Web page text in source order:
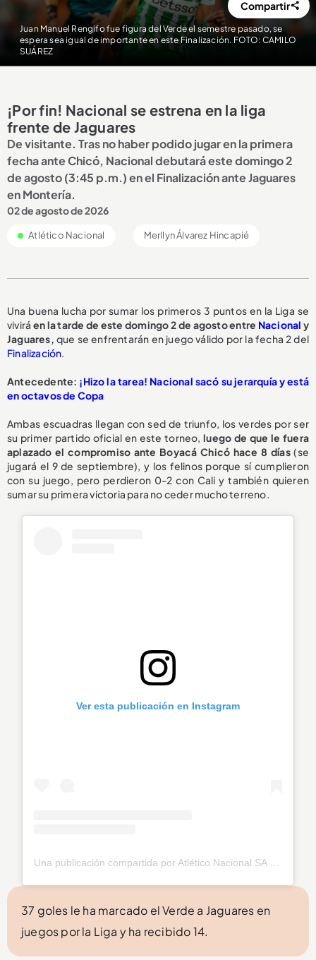
Juan Manuel Rengifo fue figura del Verde el semestre pasado, se
espera sea igual de importante en este Finalización. FOTO: CAMILO
SUÁREZ
Compartir
¡Por fin! Nacional se estrena en la liga
frente de Jaguares
De visitante. Tras no haber podido jugar en la primera
fecha ante Chicó, Nacional debutará este domingo 2
de agosto (3:45 p.m.) en el Finalización ante Jaguares
en Montería.
02 de agosto de 2026
Atlético Nacional Merllyn Álvarez Hincapié
Una buena lucha por sumar los primeros 3 puntos en la Liga se
vivirá en la tarde de este domingo 2 de agosto entre Nacional y
Jaguares, que se enfrentarán en juego válido por la fecha 2 del
Finalización.
Antecedente: ¡Hizo la tarea! Nacional sacó su jerarquía y está
en octavos de Copa
Ambas escuadras llegan con sed de triunfo, los verdes por ser
su primer partido oficial en este torneo,luego de que le fuera
aplazado el compromiso ante Boyacá Chicó hace 8 días(se
jugará el 9 de septiembre), y los felinos porque sí cumplieron
con su juego, pero perdieron 0-2 con Cali y también quieren
sumar su primera victoria para no ceder mucho terreno.
Ver esta publicación en Instagram
37 goles le ha marcado el Verde a Jaguares en
juegos por la Liga y ha recibido 14.